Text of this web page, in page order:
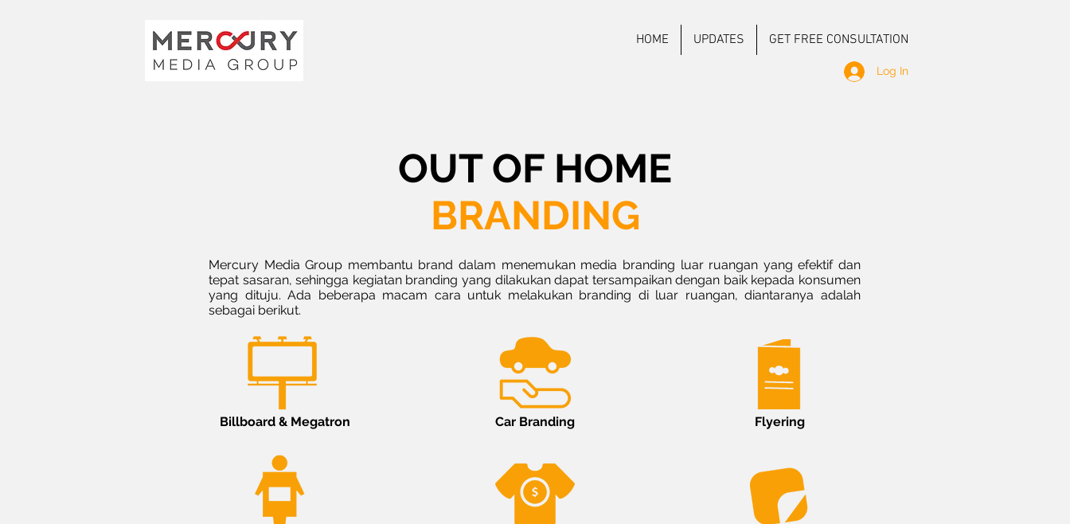
HOME UPDATES GET FREE CONSULTATION
Log In
OUT OF HOME
BRANDING
Mercury Media Group membantu brand dalam menemukan media branding luar ruangan yang efektif dan
tepat sasaran, sehingga kegiatan branding yang dilakukan dapat tersampaikan dengan baik kepada konsumen
yang dituju. Ada beberapa macam cara untuk melakukan branding di luar ruangan, diantaranya adalah
sebagai berikut.
Billboard & Megatron Car Branding Flyering